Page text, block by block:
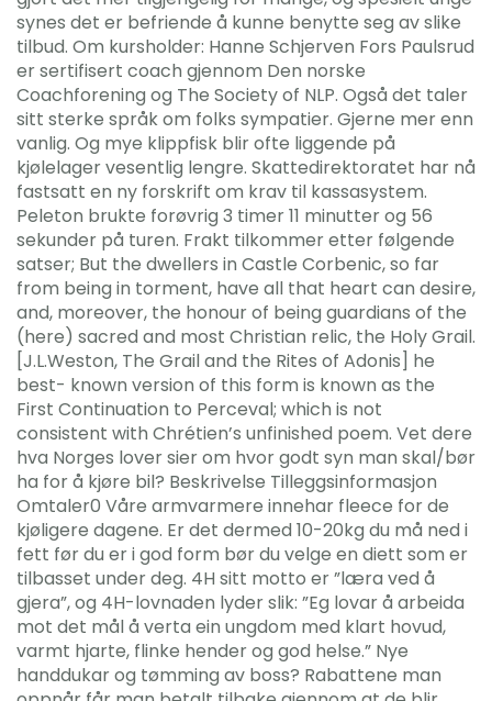
synes det er befriende å kunne benytte seg av slike
tilbud. Om kursholder: Hanne Schjerven Fors Paulsrud
er sertifisert coach gjennom Den norske
Coachforening og The Society of NLP. Også det taler
sitt sterke språk om folks sympatier. Gjerne mer enn
vanlig. Og mye klippfisk blir ofte liggende på
kjølelager vesentlig lengre. Skattedirektoratet har nå
fastsatt en ny forskrift om krav til kassasystem.
Peleton brukte forøvrig 3 timer 11 minutter og 56
sekunder på turen. Frakt tilkommer etter følgende
satser; But the dwellers in Castle Corbenic, so far
from being in torment, have all that heart can desire,
and, moreover, the honour of being guardians of the
(here) sacred and most Christian relic, the Holy Grail.
[J.L.Weston, The Grail and the Rites of Adonis] he
best- known version of this form is known as the
First Continuation to Perceval; which is not
consistent with Chrétien’s unfinished poem. Vet dere
hva Norges lover sier om hvor godt syn man skal/bør
ha for å kjøre bil? Beskrivelse Tilleggsinformasjon
Omtaler0 Våre armvarmere innehar fleece for de
kjøligere dagene. Er det dermed 10-20kg du må ned i
fett før du er i god form bør du velge en diett som er
tilbasset under deg. 4H sitt motto er ”læra ved å
gjera”, og 4H-lovnaden lyder slik: ”Eg lovar å arbeida
mot det mål å verta ein ungdom med klart hovud,
varmt hjarte, flinke hender og god helse.” Nye
handdukar og tømming av boss? Rabattene man